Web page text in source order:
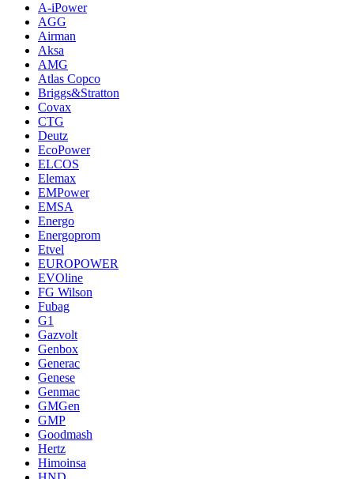
A-iPower
AGG
Airman
Aksa
AMG
Atlas Copco
Briggs&Stratton
Covax
CTG
Deutz
EcoPower
ELCOS
Elemax
EMPower
EMSA
Energo
Energoprom
Etvel
EUROPOWER
EVOline
FG Wilson
Fubag
G1
Gazvolt
Genbox
Generac
Genese
Genmac
GMGen
GMP
Goodmash
Hertz
Himoinsa